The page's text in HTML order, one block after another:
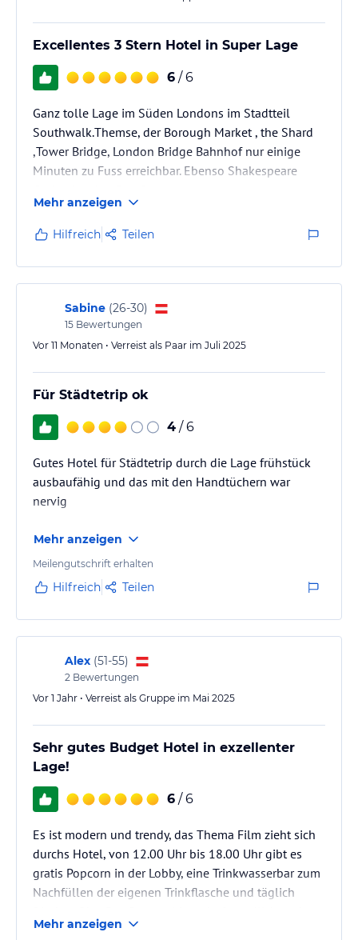
Excellentes 3 Stern Hotel in Super Lage
6 / 6
Ganz tolle Lage im Süden Londons im Stadtteil
Southwalk.Themse, der Borough Market , the Shard
,Tower Bridge, London Bridge Bahnhof nur einige
Minuten zu Fuss erreichbar. Ebenso Shakespeare
Hollywood Thema zieht dich durchs Hotel.einfach
cool!
Sehr gutes Frühstücksbuffet...Wir haben immer um
Zimmer mit Blick auf den Shard gefragt,oberes
Stockwerk . geniale Aussicht und ruhige Lage da
Richtung Innenhof.
Zimmer waren immer sauber und das Personal
jedesmal sehr bemüht und sehr…
Mehr anzeigen
Hilfreich Teilen
Sabine (26-30)
15 Bewertungen
Vor 11 Monaten • Verreist als Paar im Juli 2025
Für Städtetrip ok
4 / 6
Gutes Hotel für Städtetrip durch die Lage frühstück
ausbaufähig und das mit den Handtüchern war
nervig
Mehr anzeigen
Meilengutschrift erhalten
Hilfreich Teilen
Alex (51-55)
2 Bewertungen
Vor 1 Jahr • Verreist als Gruppe im Mai 2025
Sehr gutes Budget Hotel in exzellenter
Lage!
6 / 6
Es ist modern und trendy, das Thema Film zieht sich
durchs Hotel, von 12.00 Uhr bis 18.00 Uhr gibt es
gratis Popcorn in der Lobby, eine Trinkwasserbar zum
Nachfüllen der eigenen Trinkflasche und täglich
zuvorkommend.Für Gäste,die das Hotel frühmorgens
Mehr anzeigen